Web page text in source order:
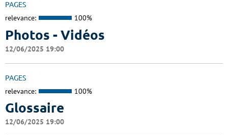
PAGES
relevance: 100%
Photos - Vidéos
12/06/2025 19:00
PAGES
relevance: 100%
Glossaire
12/06/2025 19:00